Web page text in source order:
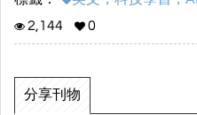
。現在學校最注重的就是如何將
此受學校歡
能達成了解科技學習的定義、調
2,144
0
分享刊物